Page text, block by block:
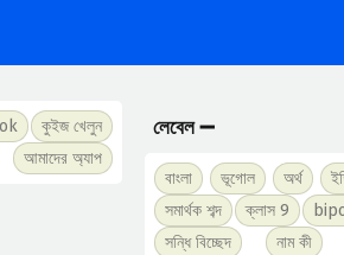
কুইজ খেলুন
আমাদের অ্যাপ
লেবেল ➖
বাংলা ভূগোল অর্থ
সমার্থক শব্দ
ক্লাস 9
সন্ধি বিচ্ছেদ
নাম কী